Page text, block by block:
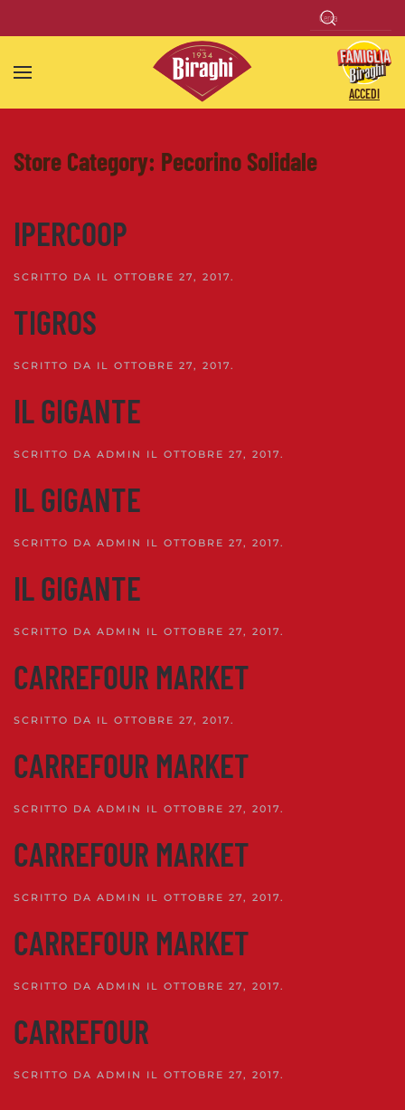
Skip to main content
ACCEDI
Store Category: Pecorino Solidale
IPERCOOP
SCRITTO DA IL OTTOBRE 27, 2017.
TIGROS
SCRITTO DA IL OTTOBRE 27, 2017.
IL GIGANTE
SCRITTO DA ADMIN IL OTTOBRE 27, 2017.
IL GIGANTE
SCRITTO DA ADMIN IL OTTOBRE 27, 2017.
IL GIGANTE
SCRITTO DA ADMIN IL OTTOBRE 27, 2017.
CARREFOUR MARKET
SCRITTO DA IL OTTOBRE 27, 2017.
CARREFOUR MARKET
SCRITTO DA ADMIN IL OTTOBRE 27, 2017.
CARREFOUR MARKET
SCRITTO DA ADMIN IL OTTOBRE 27, 2017.
CARREFOUR MARKET
SCRITTO DA ADMIN IL OTTOBRE 27, 2017.
CARREFOUR
SCRITTO DA ADMIN IL OTTOBRE 27, 2017.